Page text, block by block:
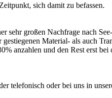
sich damit zu befassen.
sehr großen Nachfrage nach
Material- als auch
anzahlen und den Rest erst
telefonisch oder bei uns in